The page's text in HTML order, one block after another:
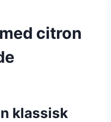
citron
klassisk